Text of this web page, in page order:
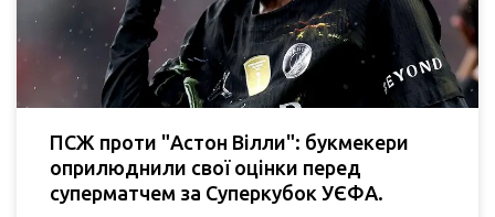
ПСЖ проти "Астон Вілли": букмекери
оприлюднили свої оцінки перед
суперматчем за Суперкубок УЄФА.